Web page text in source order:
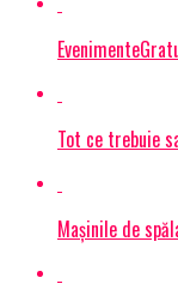
Tot ce trebuie
Mașinile de